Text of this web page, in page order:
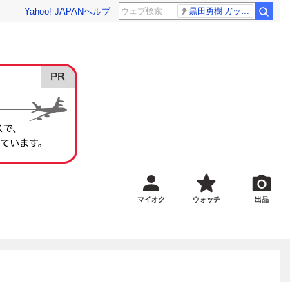
Yahoo! JAPANヘルプ 黒田勇樹 ガッポリ建設
マイオク ウォッチ 出品